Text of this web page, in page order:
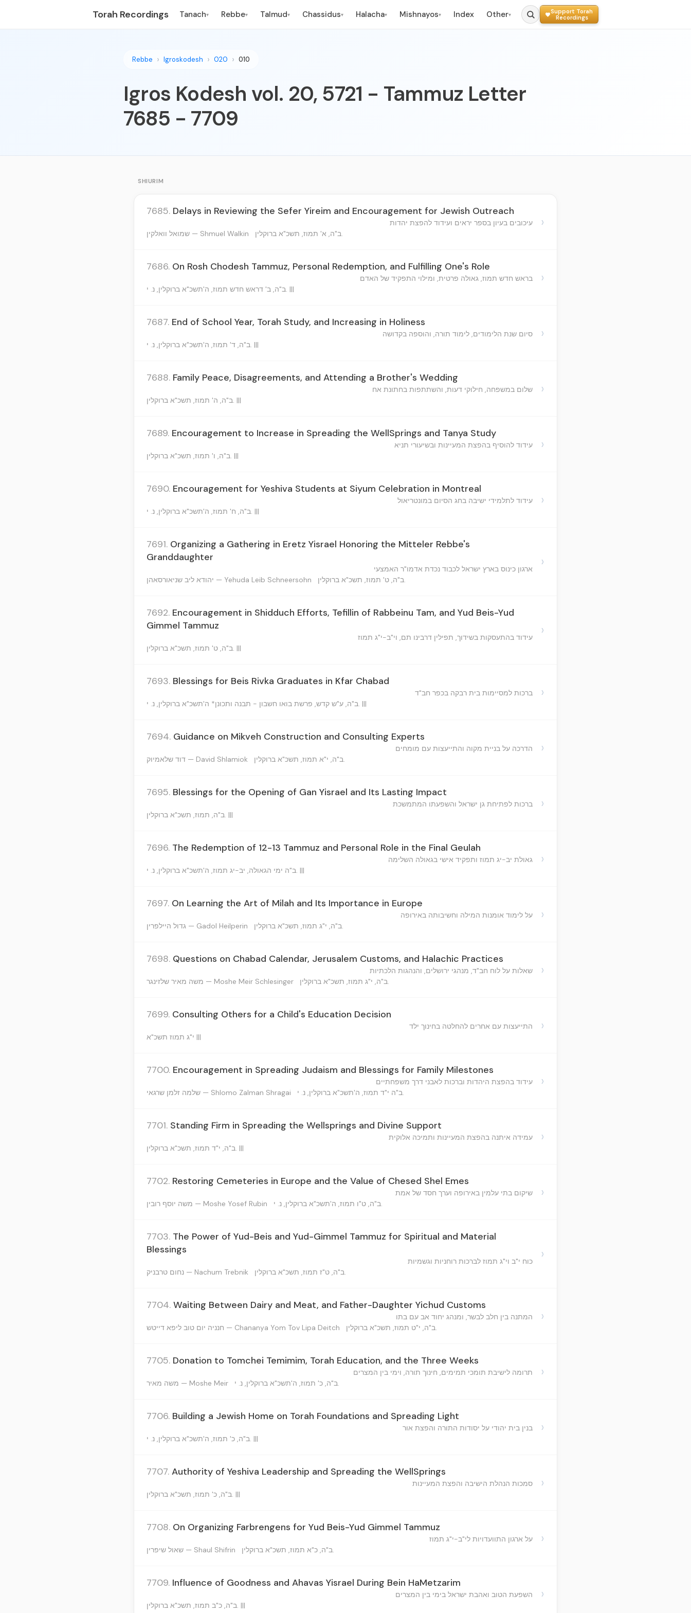
Torah Recordings Tanach▾ Rebbe▾ Talmud▾ Chassidus▾ Halacha▾ Mishnayos▾ Index Other▾
Support Torah
Recordings
Rebbe Igroskodesh 020 010
Igros Kodesh vol. 20, 5721 - Tammuz Letter
7685 - 7709
SHIURIM
7685. Delays in Reviewing the Sefer Yireim and Encouragement for Jewish Outreach
עיכובים בעיון בספר יראים ועידוד להפצת יהדות
שמואל וואלקין — Shmuel Walkin
ב"ה, א' תמוז, תשכ"א ברוקלין.
›
7686. On Rosh Chodesh Tammuz, Personal Redemption, and Fulfilling One's Role
בראש חדש תמוז, גאולה פרטית, ומילוי התפקיד של האדם
ב"ה, ב' דראש חדש תמוז, ה'תשכ"א ברוקלין, נ. י. |||
›
7687. End of School Year, Torah Study, and Increasing in Holiness
סיום שנת הלימודים, לימוד תורה, והוספה בקדושה
ב"ה, ד' תמוז, ה'תשכ"א ברוקלין, נ. י. |||
›
7688. Family Peace, Disagreements, and Attending a Brother's Wedding
שלום במשפחה, חילוקי דעות, והשתתפות בחתונת אח
ב"ה, ה' תמוז, תשכ"א ברוקלין. |||
›
7689. Encouragement to Increase in Spreading the WellSprings and Tanya Study
עידוד להוסיף בהפצת המעיינות ובשיעורי תניא
ב"ה, ו' תמוז, תשכ"א ברוקלין. |||
›
7690. Encouragement for Yeshiva Students at Siyum Celebration in Montreal
עידוד לתלמידי ישיבה בחג הסיום במונטריאול
ב"ה, ח' תמוז, ה'תשכ"א ברוקלין, נ. י. |||
›
7691. Organizing a Gathering in Eretz Yisrael Honoring the Mitteler Rebbe's
Granddaughter
ארגון כינוס בארץ ישראל לכבוד נכדת אדמו"ר האמצעי
יהודא ליב שניאורסאהן — Yehuda Leib Schneersohn
ב"ה, ט' תמוז, תשכ"א ברוקלין.
›
7692. Encouragement in Shidduch Efforts, Tefillin of Rabbeinu Tam, and Yud Beis-Yud
Gimmel Tammuz
עידוד בהתעסקות בשידוך, תפילין דרבינו תם, וי"ב-י"ג תמוז
ב"ה, ט' תמוז, תשכ"א ברוקלין. |||
›
7693. Blessings for Beis Rivka Graduates in Kfar Chabad
ברכות למסיימות בית רבקה בכפר חב"ד
ב"ה, ע"ש קדש, פרשת בואו חשבון - תבנה ותכונן* ה'תשכ"א ברוקלין, נ. י. |||
›
7694. Guidance on Mikveh Construction and Consulting Experts
הדרכה על בניית מקוה והתייעצות עם מומחים
דוד שלאמיוק — David Shlamiok
ב"ה, י"א תמוז, תשכ"א ברוקלין.
›
7695. Blessings for the Opening of Gan Yisrael and Its Lasting Impact
ברכות לפתיחת גן ישראל והשפעתו המתמשכת
ב"ה, תמוז, תשכ"א ברוקלין. |||
›
7696. The Redemption of 12-13 Tammuz and Personal Role in the Final Geulah
גאולת יב-יג תמוז ותפקיד אישי בגאולה השלימה
ב"ה ימי הגאולה, יב-יג תמוז, ה'תשכ"א ברוקלין, נ. י. |||
›
7697. On Learning the Art of Milah and Its Importance in Europe
על לימוד אומנות המילה וחשיבותה באירופה
גדול היילפרין — Gadol Heilperin
ב"ה, י"ג תמוז, תשכ"א ברוקלין.
›
7698. Questions on Chabad Calendar, Jerusalem Customs, and Halachic Practices
שאלות על לוח חב"ד, מנהגי ירושלים, והנהגות הלכתיות
משה מאיר שלזינגר — Moshe Meir Schlesinger
ב"ה, י"ג תמוז, תשכ"א ברוקלין.
›
7699. Consulting Others for a Child's Education Decision
התייעצות עם אחרים להחלטה בחינוך ילד
י"ג תמוז תשכ"א |||
›
7700. Encouragement in Spreading Judaism and Blessings for Family Milestones
עידוד בהפצת היהדות וברכות לאבני דרך משפחתיים
שלמה זלמן שרגאי — Shlomo Zalman Shragai
ב"ה י"ד תמוז, ה'תשכ"א ברוקלין, נ. י.
›
7701. Standing Firm in Spreading the Wellsprings and Divine Support
עמידה איתנה בהפצת המעיינות ותמיכה אלוקית
ב"ה, י"ד תמוז, תשכ"א ברוקלין. |||
›
7702. Restoring Cemeteries in Europe and the Value of Chesed Shel Emes
שיקום בתי עלמין באירופה וערך חסד של אמת
משה יוסף רובין — Moshe Yosef Rubin
ב"ה, ט"ו תמוז, ה'תשכ"א ברוקלין, נ. י.
›
7703. The Power of Yud-Beis and Yud-Gimmel Tammuz for Spiritual and Material
Blessings
כוח י"ב וי"ג תמוז לברכות רוחניות וגשמיות
נחום טרבניק — Nachum Trebnik
ב"ה, ט"ז תמוז, תשכ"א ברוקלין.
›
7704. Waiting Between Dairy and Meat, and Father-Daughter Yichud Customs
המתנה בין חלב לבשר, ומנהג יחוד אב עם בתו
חנניה יום טוב ליפא דייטש — Chananya Yom Tov Lipa Deitch
ב"ה, י"ט תמוז, תשכ"א ברוקלין.
›
7705. Donation to Tomchei Temimim, Torah Education, and the Three Weeks
תרומה לישיבת תומכי תמימים, חינוך תורה, וימי בין המצרים
משה מאיר — Moshe Meir
ב"ה, כ' תמוז, ה'תשכ"א ברוקלין, נ. י.
›
7706. Building a Jewish Home on Torah Foundations and Spreading Light
בנין בית יהודי על יסודות התורה והפצת אור
ב"ה, כ' תמוז, ה'תשכ"א ברוקלין, נ. י. |||
›
7707. Authority of Yeshiva Leadership and Spreading the WellSprings
סמכות הנהלת הישיבה והפצת המעיינות
ב"ה, כ' תמוז, תשכ"א ברוקלין. |||
›
7708. On Organizing Farbrengens for Yud Beis-Yud Gimmel Tammuz
על ארגון התוועדויות לי"ב-י"ג תמוז
שאול שיפרין — Shaul Shifrin
ב"ה, כ"א תמוז, תשכ"א ברוקלין.
›
7709. Influence of Goodness and Ahavas Yisrael During Bein HaMetzarim
השפעת הטוב ואהבת ישראל בימי בין המצרים
ב"ה, כ"ב תמוז, תשכ"א ברוקלין. |||
›